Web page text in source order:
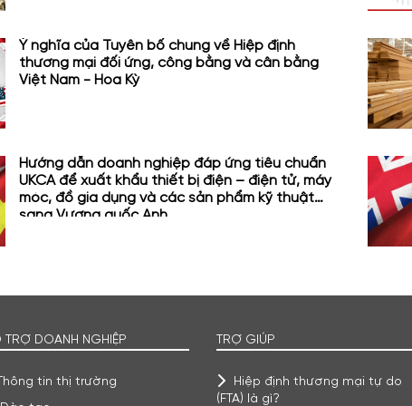
Ý nghĩa của Tuyên bố chung về Hiệp định
thương mại đối ứng, công bằng và cân bằng
Việt Nam - Hoa Kỳ
Hướng dẫn doanh nghiệp đáp ứng tiêu chuẩn
UKCA để xuất khẩu thiết bị điện – điện tử, máy
móc, đồ gia dụng và các sản phẩm kỹ thuật
sang Vương quốc Anh
TRỢ DOANH NGHIỆP
tin thị trường
TRỢ GIÚP
Hiệp định thương mại tự do
(FTA) là gì?